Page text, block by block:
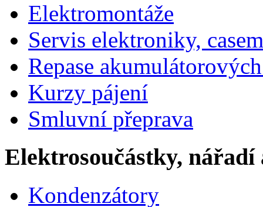
Elektromontáže
Servis elektroniky,
Repase
Kurzy pájení
Smluvní přeprava
Elektrosoučástky, nářadí
Kondenzátory